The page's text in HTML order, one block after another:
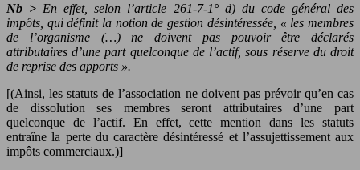
Nb > En effet, selon l’article 261-7-1° d) du code général des
impôts, qui définit la notion de gestion désintéressée, « les membres
de l’organisme (…) ne doivent pas pouvoir être déclarés
attributaires d’une part quelconque de l’actif, sous réserve du droit
de reprise des apports ».
[(Ainsi, les statuts de l’association ne doivent pas prévoir qu’en cas
de dissolution ses membres seront attributaires d’une part
quelconque de l’actif. En effet, cette mention dans les statuts
entraîne la perte du caractère désintéressé et l’assujettissement aux
impôts commerciaux.)]